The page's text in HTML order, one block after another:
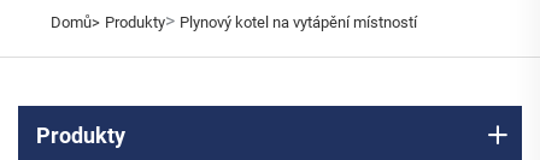
Domů> Produkty> Plynový kotel na vytápění místností
Produkty